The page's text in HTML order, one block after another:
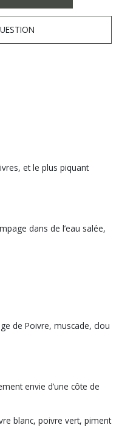
et le plus piquant
dans de l’eau salée,
de Poivre, muscade, clou
envie d’une côte de
blanc, poivre vert, piment